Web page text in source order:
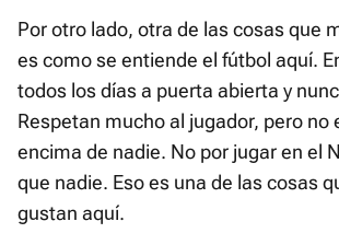
Por otro lado, otra de las cosas que
es como se entiende el fútbol aquí.
todos los días a puerta abierta y
Respetan mucho al jugador, pero no
encima de nadie. No por jugar en el
que nadie. Eso es una de las cosas
gustan aquí.